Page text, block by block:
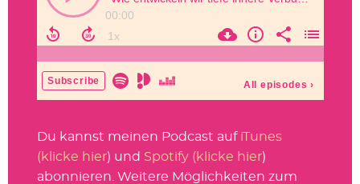
Du kannst meinen Podcast auf iTunes
(klicke hier) und Spotify (klicke hier)
abonnieren. Weitere Möglichkeiten zum